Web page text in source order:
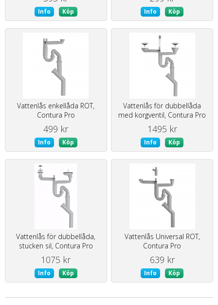
Info Köp Info Köp
Vattenlås enkellåda ROT,
Contura Pro
499 kr
Info Köp
Vattenlås för dubbellåda
med korgventil, Contura Pro
1495 kr
Info Köp
Vattenlås för dubbellåda,
stucken sil, Contura Pro
1075 kr
Info Köp
Vattenlås Universal ROT,
Contura Pro
639 kr
Info Köp